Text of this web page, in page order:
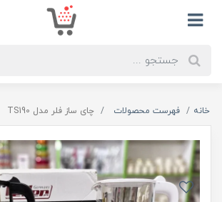
خانه فهرست محصولات چای ساز فلر مدل TS190